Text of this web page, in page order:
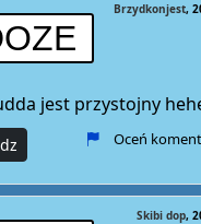
Brzydkonjest
jest przystojny
Oceń
Skibi dop